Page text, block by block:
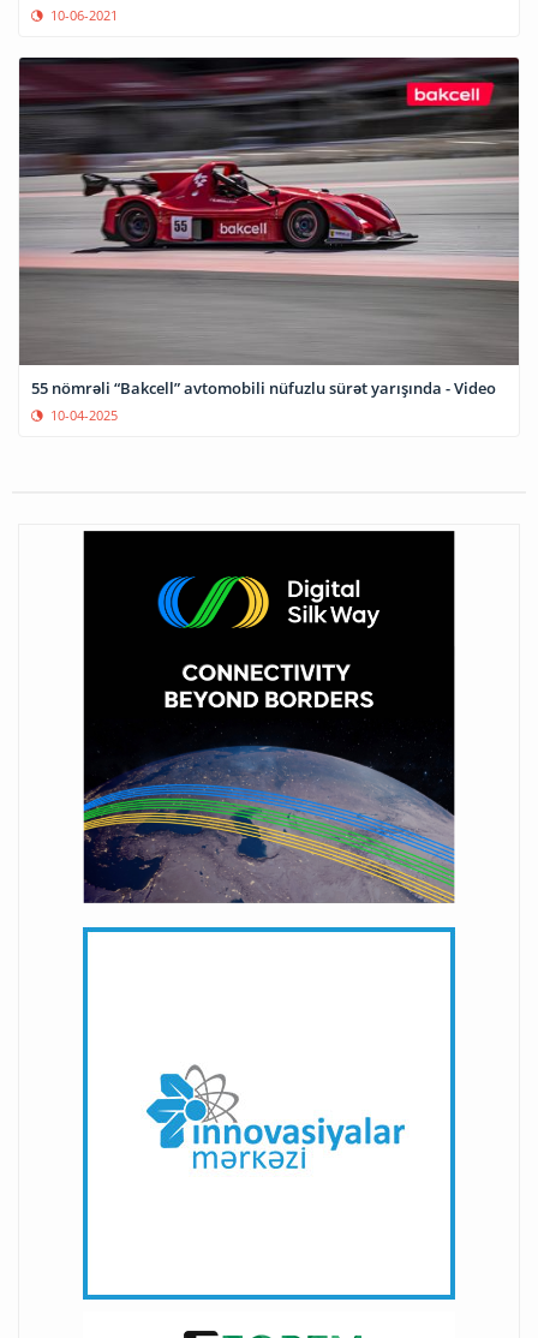
10-06-2021
55 nömrəli “Bakcell” avtomobili nüfuzlu sürət yarışında - Video
10-04-2025